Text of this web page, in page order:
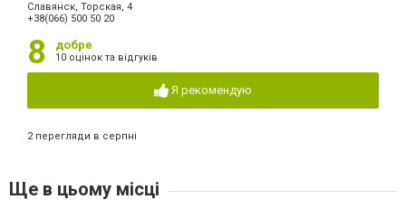
Славянск, Торская, 4
+38(066) 500 50 20
8 добре
10 оцінок та відгуків
Я рекомендую
2 перегляди в серпні
Ще в цьому місці